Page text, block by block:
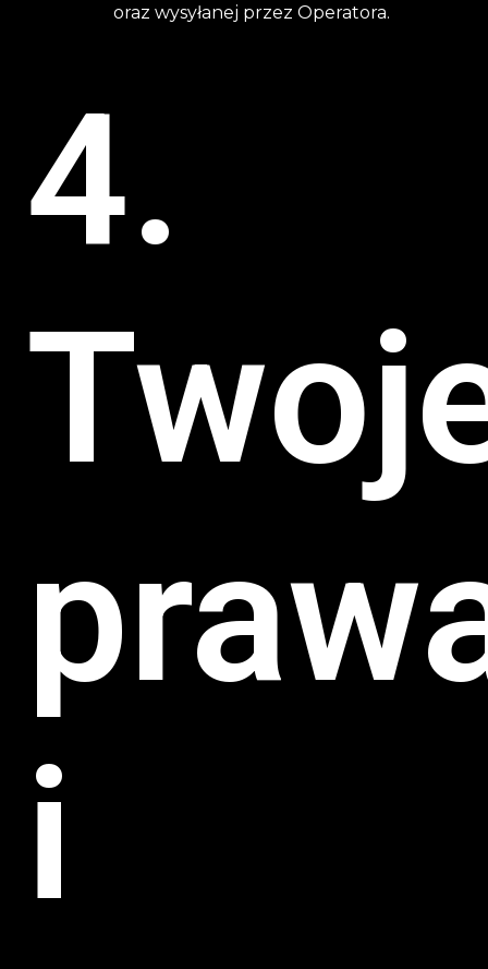
oraz wysyłanej przez Operatora.
4.
i